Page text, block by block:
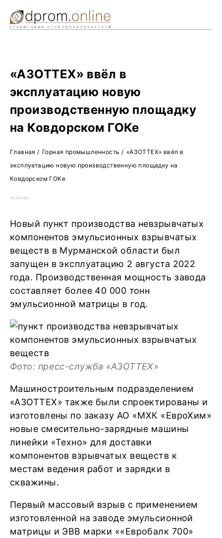
«АЗОТТЕХ» ввёл в
эксплуатацию новую
производственную площадку
на Ковдорском ГОКе
Главная / Горная промышленность / «АЗОТТЕХ» ввёл в
эксплуатацию новую производственную площадку на
Ковдорском ГОКе
25.08.2022
Новый пункт производства невзрывчатых
компонентов эмульсионных взрывчатых
веществ в Мурманской области был
запущен в эксплуатацию 2 августа 2022
года. Производственная мощность завода
составляет более 40 000 тонн
эмульсионной матрицы в год.
Фото: пресс-служба «АЗОТТЕХ»
Машиностроительным подразделением
«АЗОТТЕХ» также были спроектированы и
изготовлены по заказу АО «МХК «ЕвроХим»
новые смесительно-зарядные машины
линейки «Техно» для доставки
компонентов взрывчатых веществ к
местам ведения работ и зарядки в
скважины.
Первый массовый взрыв с применением
изготовленной на заводе эмульсионной
матрицы и ЭВВ марки ««Евробалк 700»